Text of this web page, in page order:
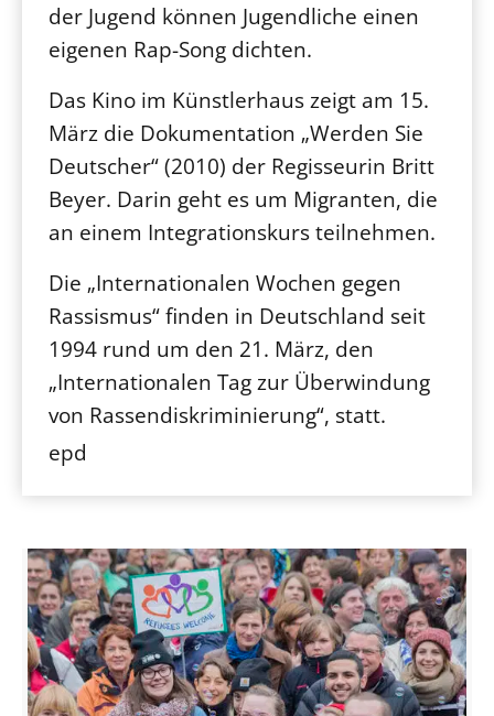
der Jugend können Jugendliche einen
eigenen Rap-Song dichten.
Das Kino im Künstlerhaus zeigt am 15.
März die Dokumentation „Werden Sie
Deutscher“ (2010) der Regisseurin Britt
Beyer. Darin geht es um Migranten, die
an einem Integrationskurs teilnehmen.
Die „Internationalen Wochen gegen
Rassismus“ finden in Deutschland seit
1994 rund um den 21. März, den
„Internationalen Tag zur Überwindung
von Rassendiskriminierung“, statt.
epd